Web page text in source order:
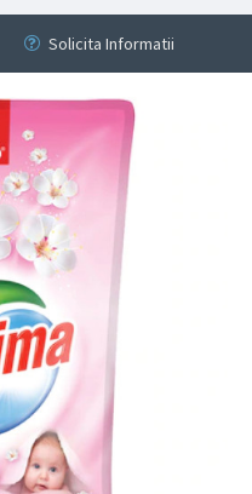
Solicita Informatii